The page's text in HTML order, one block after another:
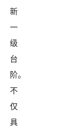
新
一
级
台
阶。
不
仅
具